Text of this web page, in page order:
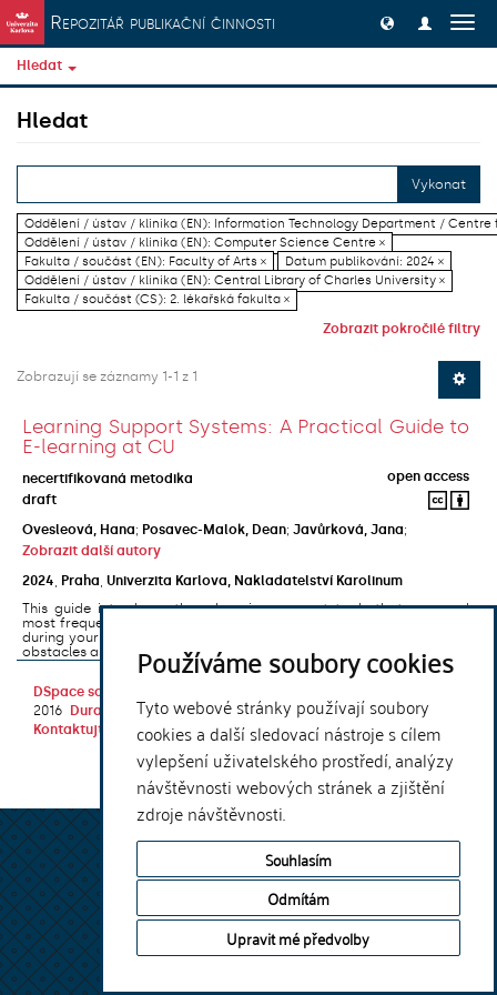
Používáme soubory cookies
Tyto webové stránky používají soubory
cookies a další sledovací nástroje s cílem
vylepšení uživatelského prostředí, analýzy
návštěvnosti webových stránek a zjištění
zdroje návštěvnosti.
Souhlasím
Odmítám
Upravit mé předvolby
Přeskočit na obsah
Repozitář publikační činnosti
Hledat
Hledat
Vykonat
Oddělení / ústav / klinika (EN): Information Technology Department / Centre
Oddělení / ústav / klinika (EN): Computer Science Centre ×
Fakulta / součást (EN): Faculty of Arts ×
Datum publikování: 2024 ×
Oddělení / ústav / klinika (EN): Central Library of Charles University ×
Fakulta / součást (CS): 2. lékařská fakulta ×
Zobrazit pokročilé filtry
Zobrazují se záznamy 1-1 z 1
Learning Support Systems: A Practical Guide to
E-learning at CU
necertifikovaná metodika
open access
draft
Ovesleová, Hana; Posavec-Malok, Dean; Javůrková, Jana;
Zobrazit další autory
2024
Praha Univerzita Karlova, Nakladatelství Karolinum
This guide introduces the e-learning support tools that are used
most frequently at Charles University and that you may encounter
during your studies. It will also help you to avoid the most common
obstacles associated ...
DSpace software
2016
DuraSpace
Kontaktujte nás |Vyjádření názoru